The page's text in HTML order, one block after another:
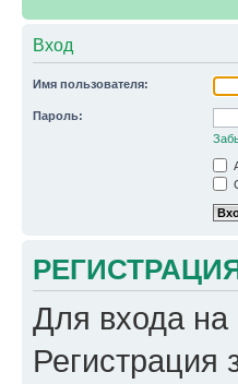
Вход
Имя пользователя:
Пароль:
Для входа
Регистрация